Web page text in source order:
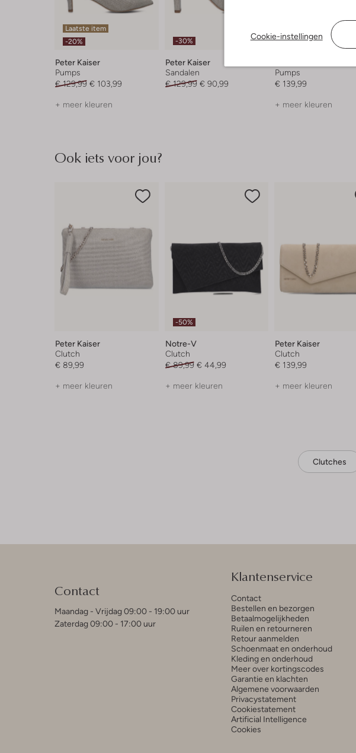
Cookie-instellingen
Laatste item
-20%
Peter Kaiser
Pumps
€ 129,99 € 103,99
+ meer kleuren
-30%
Peter Kaiser
Sandalen
€ 129,99 € 90,99
Pumps
€ 139,99
+ meer kleuren
Ook iets voor jou?
Peter Kaiser
Clutch
€ 89,99
+ meer kleuren
-50%
Notre-V
Clutch
€ 89,99 € 44,99
+ meer kleuren
Peter Kaiser
Clutch
€ 139,99
+ meer kleuren
Clutches
Contact
Maandag - Vrijdag 09:00 - 19:00 uur
Zaterdag 09:00 - 17:00 uur
Klantenservice
Contact
Bestellen en bezorgen
Betaalmogelijkheden
Ruilen en retourneren
Retour aanmelden
Schoenmaat en onderhoud
Kleding en onderhoud
Meer over kortingscodes
Garantie en klachten
Algemene voorwaarden
Privacystatement
Cookiestatement
Artificial Intelligence
Cookies